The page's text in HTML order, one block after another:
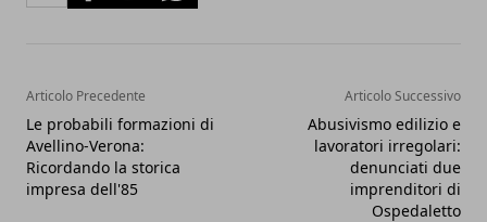
Articolo Precedente
Le probabili formazioni di
Avellino-Verona:
Ricordando la storica
impresa dell'85
Articolo Successivo
Abusivismo edilizio e
lavoratori irregolari:
denunciati due
imprenditori di
Ospedaletto